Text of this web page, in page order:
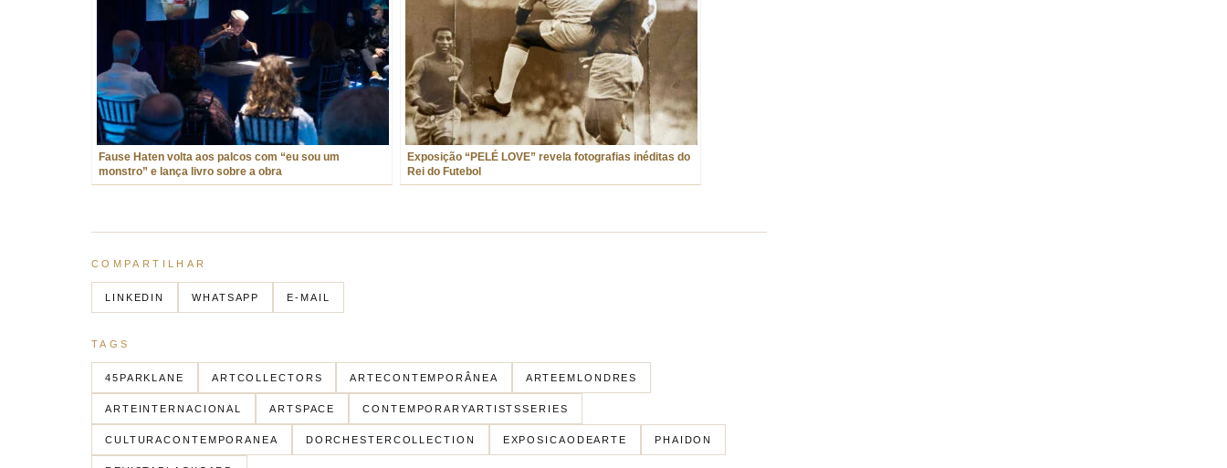
Fause Haten volta aos palcos com “eu sou um
monstro” e lança livro sobre a obra
Exposição “PELÉ LOVE” revela fotografias inéditas do
Rei do Futebol
COMPARTILHAR
LINKEDIN WHATSAPP E-MAIL
TAGS
45PARKLANE ARTCOLLECTORS ARTECONTEMPORÂNEA ARTEEMLONDRES
ARTEINTERNACIONAL ARTSPACE CONTEMPORARYARTISTSSERIES
CULTURACONTEMPORANEA DORCHESTERCOLLECTION EXPOSICAODEARTE PHAIDON